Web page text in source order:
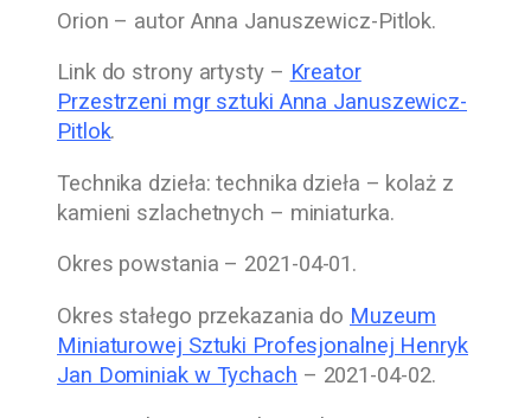
Orion – autor Anna Januszewicz-Pitlok.
Link do strony artysty – Kreator
Przestrzeni mgr sztuki Anna Januszewicz-
Pitlok.
Technika dzieła: technika dzieła – kolaż z
kamieni szlachetnych – miniaturka.
Okres powstania – 2021-04-01.
Okres stałego przekazania do Muzeum
Miniaturowej Sztuki Profesjonalnej Henryk
Jan Dominiak w Tychach – 2021-04-02.